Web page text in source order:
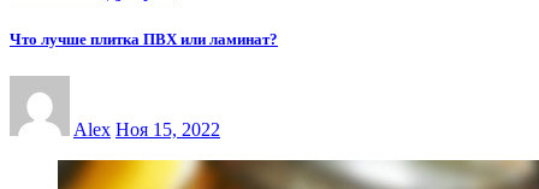
Что лучше плитка ПВХ или ламинат?
Alex Ноя 15, 2022